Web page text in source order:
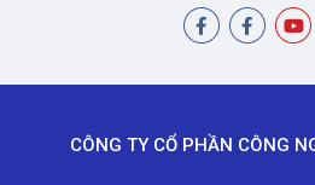
CÔNG TY CỔ PHẦN CÔNG